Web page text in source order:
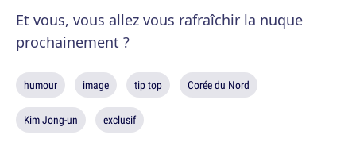
Et vous, vous allez vous rafraîchir la nuque
prochainement ?
humour image tip top Corée du Nord
Kim Jong-un exclusif